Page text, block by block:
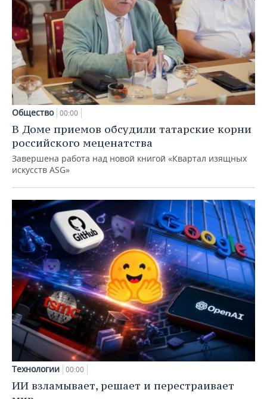
Общество 00:00
В Доме приемов обсудили татарские корни
российского меценатства
Завершена работа над новой книгой «Квартал изящных
искусств ASG»
Технологии 00:00
ИИ взламывает, решает и перестраивает